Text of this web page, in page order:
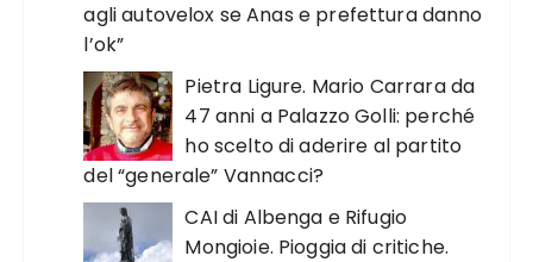
agli autovelox se Anas e prefettura danno
l’ok”
Pietra Ligure. Mario Carrara da
47 anni a Palazzo Golli: perché
ho scelto di aderire al partito
del “generale” Vannacci?
CAI di Albenga e Rifugio
Mongioie. Pioggia di critiche.